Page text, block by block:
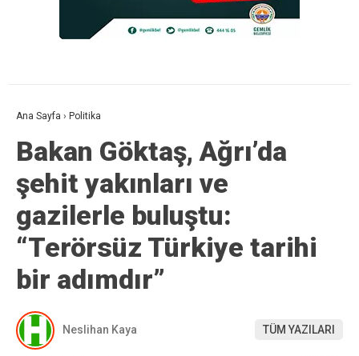
Ana Sayfa › Politika
Bakan Göktaş, Ağrı’da
şehit yakınları ve
gazilerle buluştu:
“Terörsüz Türkiye tarihi
bir adımdır”
Neslihan Kaya TÜM YAZILARI